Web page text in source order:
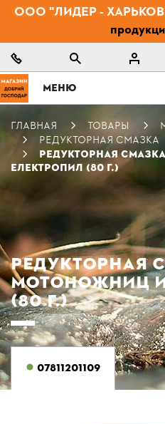
ООО "ЛИДЕР - ХАРЬКОВ
МЕНЮ
ГЛАВНАЯ ТОВАРЫ
РЕДУКТОРНАЯ СМАЗКА
РЕДУКТОРНАЯ
ЕЛЕКТРОПИЛ (80 Г.)
РЕДУКТОРНАЯ
МОТОНОЖНИЦ
(80 Г.)
07811201109